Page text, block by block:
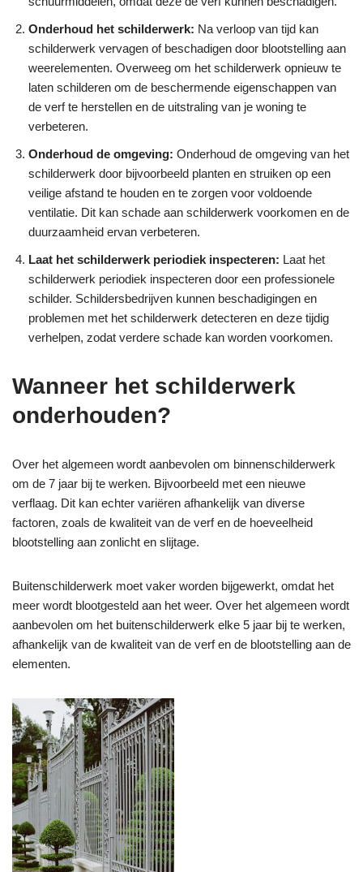
Onderhoud het schilderwerk: Na verloop van tijd kan
schilderwerk vervagen of beschadigen door blootstelling aan
weerelementen. Overweeg om het schilderwerk opnieuw te
laten schilderen om de beschermende eigenschappen van
de verf te herstellen en de uitstraling van je woning te
verbeteren.
Onderhoud de omgeving: Onderhoud de omgeving van het
schilderwerk door bijvoorbeeld planten en struiken op een
veilige afstand te houden en te zorgen voor voldoende
ventilatie. Dit kan schade aan schilderwerk voorkomen en de
duurzaamheid ervan verbeteren.
Laat het schilderwerk periodiek inspecteren: Laat het
schilderwerk periodiek inspecteren door een professionele
schilder. Schildersbedrijven kunnen beschadigingen en
problemen met het schilderwerk detecteren en deze tijdig
verhelpen, zodat verdere schade kan worden voorkomen.
Wanneer het schilderwerk
onderhouden?
Over het algemeen wordt aanbevolen om binnenschilderwerk
om de 7 jaar bij te werken. Bijvoorbeeld met een nieuwe
verflaag. Dit kan echter variëren afhankelijk van diverse
factoren, zoals de kwaliteit van de verf en de hoeveelheid
blootstelling aan zonlicht en slijtage.
Buitenschilderwerk moet vaker worden bijgewerkt, omdat het
meer wordt blootgesteld aan het weer. Over het algemeen wordt
aanbevolen om het buitenschilderwerk elke 5 jaar bij te werken,
afhankelijk van de kwaliteit van de verf en de blootstelling aan de
elementen.